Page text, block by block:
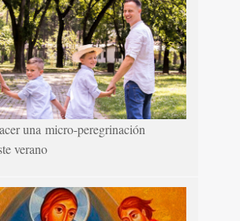
una micro-peregrinación
verano